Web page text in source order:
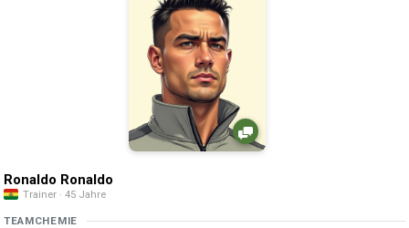
Ronaldo Ronaldo
Trainer · 45 Jahre
TEAMCHEMIE